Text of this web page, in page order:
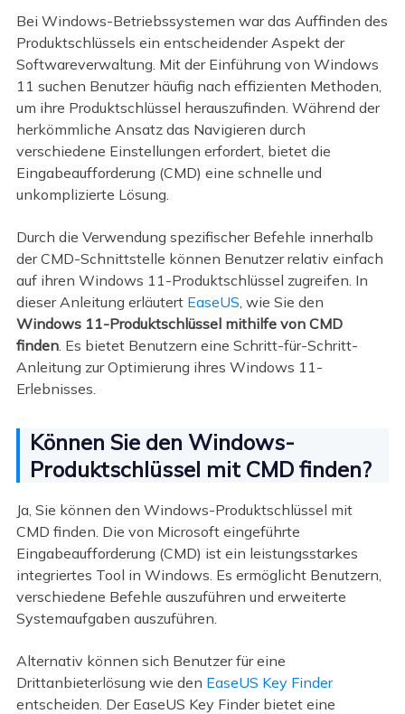
Bei Windows-Betriebssystemen war das Auffinden des
Produktschlüssels ein entscheidender Aspekt der
Softwareverwaltung. Mit der Einführung von Windows
11 suchen Benutzer häufig nach effizienten Methoden,
um ihre Produktschlüssel herauszufinden. Während der
herkömmliche Ansatz das Navigieren durch
verschiedene Einstellungen erfordert, bietet die
Eingabeaufforderung (CMD) eine schnelle und
unkomplizierte Lösung.
Durch die Verwendung spezifischer Befehle innerhalb
der CMD-Schnittstelle können Benutzer relativ einfach
auf ihren Windows 11-Produktschlüssel zugreifen. In
dieser Anleitung erläutert EaseUS , wie Sie den
Windows 11-Produktschlüssel mithilfe von CMD
finden. Es bietet Benutzern eine Schritt-für-Schritt-
Anleitung zur Optimierung ihres Windows 11-
Erlebnisses.
Können Sie den Windows-
Produktschlüssel mit CMD finden?
Ja, Sie können den Windows-Produktschlüssel mit
CMD finden. Die von Microsoft eingeführte
Eingabeaufforderung (CMD) ist ein leistungsstarkes
integriertes Tool in Windows. Es ermöglicht Benutzern,
verschiedene Befehle auszuführen und erweiterte
Systemaufgaben auszuführen.
Alternativ können sich Benutzer für eine
Drittanbieterlösung wie den EaseUS Key Finder
entscheiden. Der EaseUS Key Finder bietet eine